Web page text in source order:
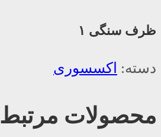
ظرف سنگی ۱
دسته: اکسسوری
محصولات مرتبط